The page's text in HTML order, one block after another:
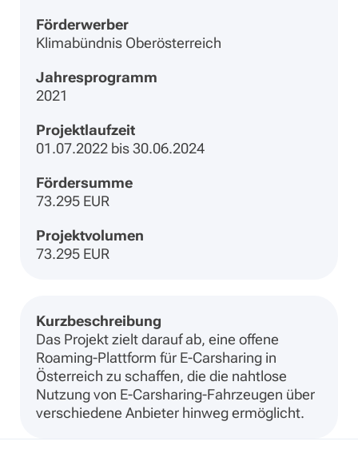
Förderwerber
Klimabündnis Oberösterreich
Jahresprogramm
2021
Projektlaufzeit
01.07.2022 bis 30.06.2024
Fördersumme
73.295 EUR
Projektvolumen
73.295 EUR
Kurzbeschreibung
Das Projekt zielt darauf ab, eine offene
Roaming-Plattform für E-Carsharing in
Österreich zu schaffen, die die nahtlose
Nutzung von E-Carsharing-Fahrzeugen über
verschiedene Anbieter hinweg ermöglicht.